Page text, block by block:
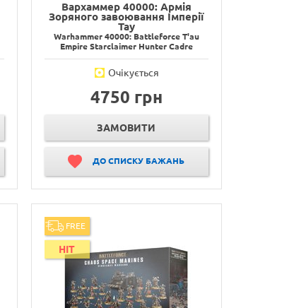
Вархаммер 40000: Армія
Зоряного завоювання Імперії
Тау
Warhammer 40000: Battleforce T'au
Empire Starclaimer Hunter Cadre
Очікується
4750 грн
ЗАМОВИТИ
ДО СПИСКУ БАЖАНЬ
FREE
HIT